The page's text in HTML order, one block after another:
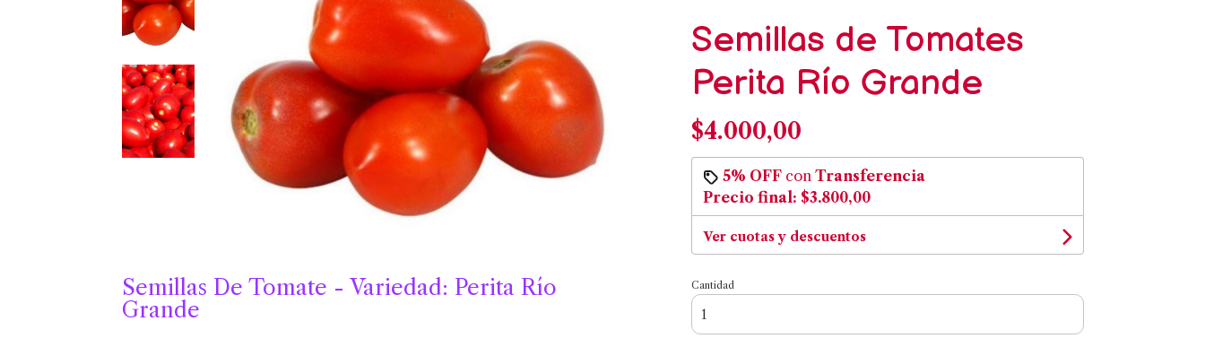
Semillas De Tomate - Variedad: Perita Río
Grande
Semillas de Tomates
Perita Río Grande
$4.000,00
5% OFFcon Transferencia
Precio final: $3.800,00
Ver cuotas y descuentos
Cantidad